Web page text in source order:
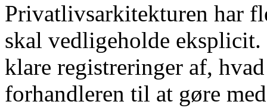
Privatlivsarkitekturen har
skal vedligeholde
klare registreringer af,
forhandleren til at gøre